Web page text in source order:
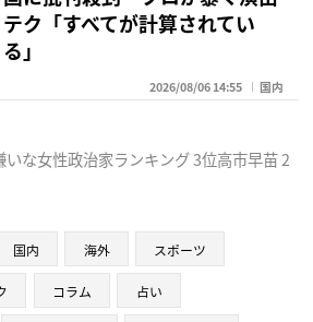
テク「すべてが計算されてい
る」
2026/08/06 14:55 国内
いな女性政治家ランキング 3位高市早苗 2
国内 海外 スポーツ
コラム 占い